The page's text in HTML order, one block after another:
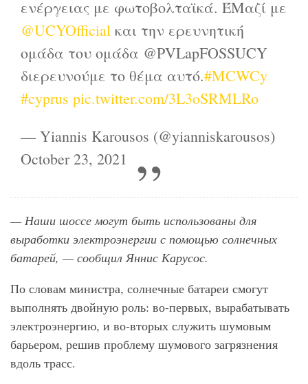
ενέργειας με φωτοβολταϊκά. ΈΜαζί με
@UCYOfficial και την ερευνητική
ομάδα του ομάδα @PVLapFOSSUCY
διερευνούμε το θέμα αυτό.#MCWCy
#cyprus pic.twitter.com/3L3oSRMLRo
— Yiannis Karousos (@yianniskarousos)
October 23, 2021
— Наши шоссе могут быть использованы для
выработки электроэнергии с помощью солнечных
батарей, — сообщил Яннис Карусос.
По словам министра, солнечные батареи смогут
выполнять двойную роль: во-первых, вырабатывать
электроэнергию, и во-вторых служить шумовым
барьером, решив проблему шумового загрязнения
вдоль трасс.